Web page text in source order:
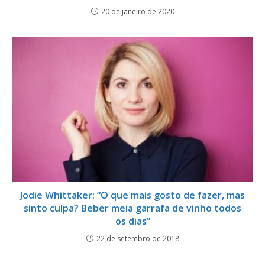
20 de janeiro de 2020
Jodie Whittaker: “O que mais gosto de fazer, mas
sinto culpa? Beber meia garrafa de vinho todos
os dias”
22 de setembro de 2018